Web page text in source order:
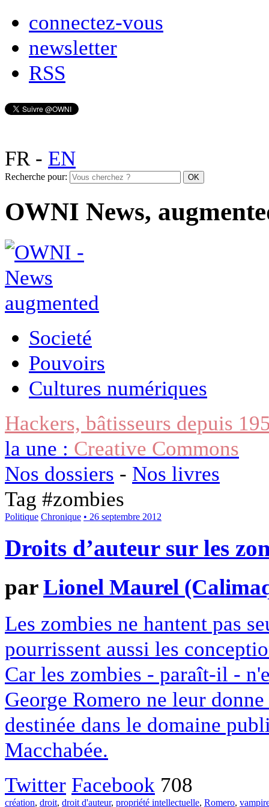
connectez-vous
newsletter
RSS
FR- EN
Recherche pour:
OWNI News,
Societé
Pouvoirs
Cultures numériques
Hackers, bâtisseurs depuis
la une : Creative Commons
Nos dossiers - Nos livres
Tag #zombies
Politique Chronique • 26 septembre 2012
Droits d’auteur sur les
parLionel Maurel
Les zombies ne hantent pas
pourrissent aussi les
Car les zombies - paraît-il -
George Romero ne leur
destinée dans le domaine
Macchabée.
Twitter Facebook 708
création, droit, droit d'auteur, propriété intellectuelle, Romero,